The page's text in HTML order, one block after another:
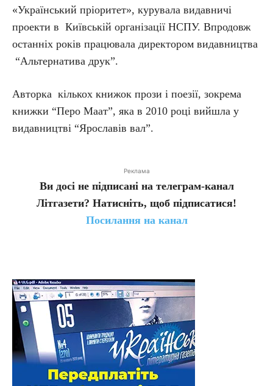
«Український пріоритет», курувала видавничі
проекти в Київській організації НСПУ. Впродовж
останніх років працювала директором видавництва
“Альтернатива друк”.
Авторка кількох книжок прози і поезії, зокрема
книжки “Перо Маат”, яка в 2010 році вийшла у
видавництві “Ярославів вал”.
Реклама
Ви досі не підписані на телеграм-канал
Літгазети? Натисніть, щоб підписатися!
Посилання на канал